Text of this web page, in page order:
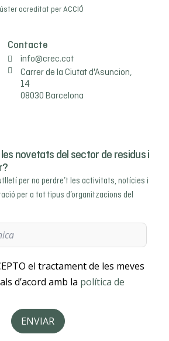
acreditat perACCIÓ
Contacte
info@crec.cat
Carrer de la Ciutat d'Asuncion,
14
08030 Barcelona
novetats del sector de residus i
per no perdre’t les activitats, notícies i
per a tot tipus d’organitzacions del